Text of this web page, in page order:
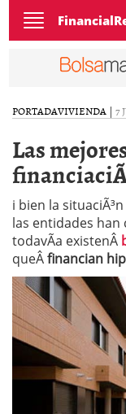
Toggle
navigation
PORTADAVIVIENDA | 7
Las
i bien la
las entidades han
todavÃ­a existenÂ
queÂfinancian